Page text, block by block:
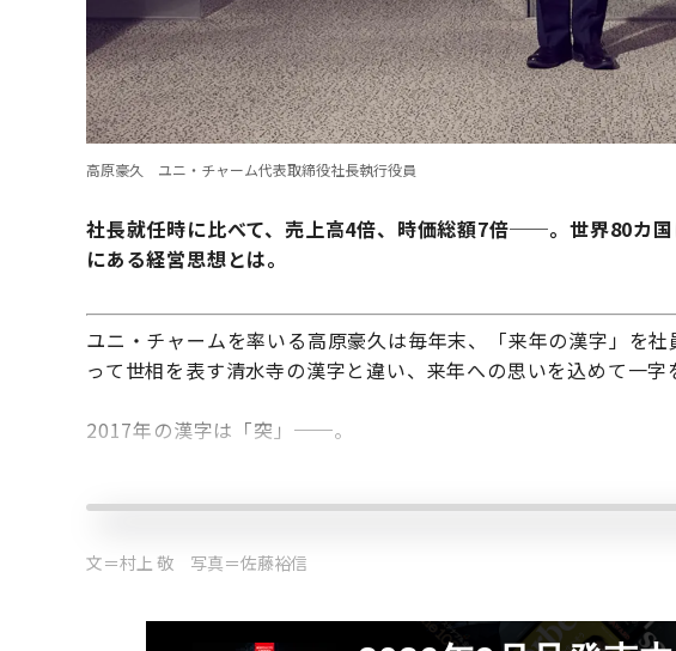
高原豪久 ユニ・チャーム代表取締役社長執行役員
社長就任時に比べて、売上高4倍、時価総額7倍──。世界80カ
にある経営思想とは。
ユニ・チャームを率いる高原豪久は毎年末、「来年の漢字」を
って世相を表す清水寺の漢字と違い、来年への思いを込めて一字
2017年の漢字は「突」──。
文＝村上 敬 写真＝佐藤裕信